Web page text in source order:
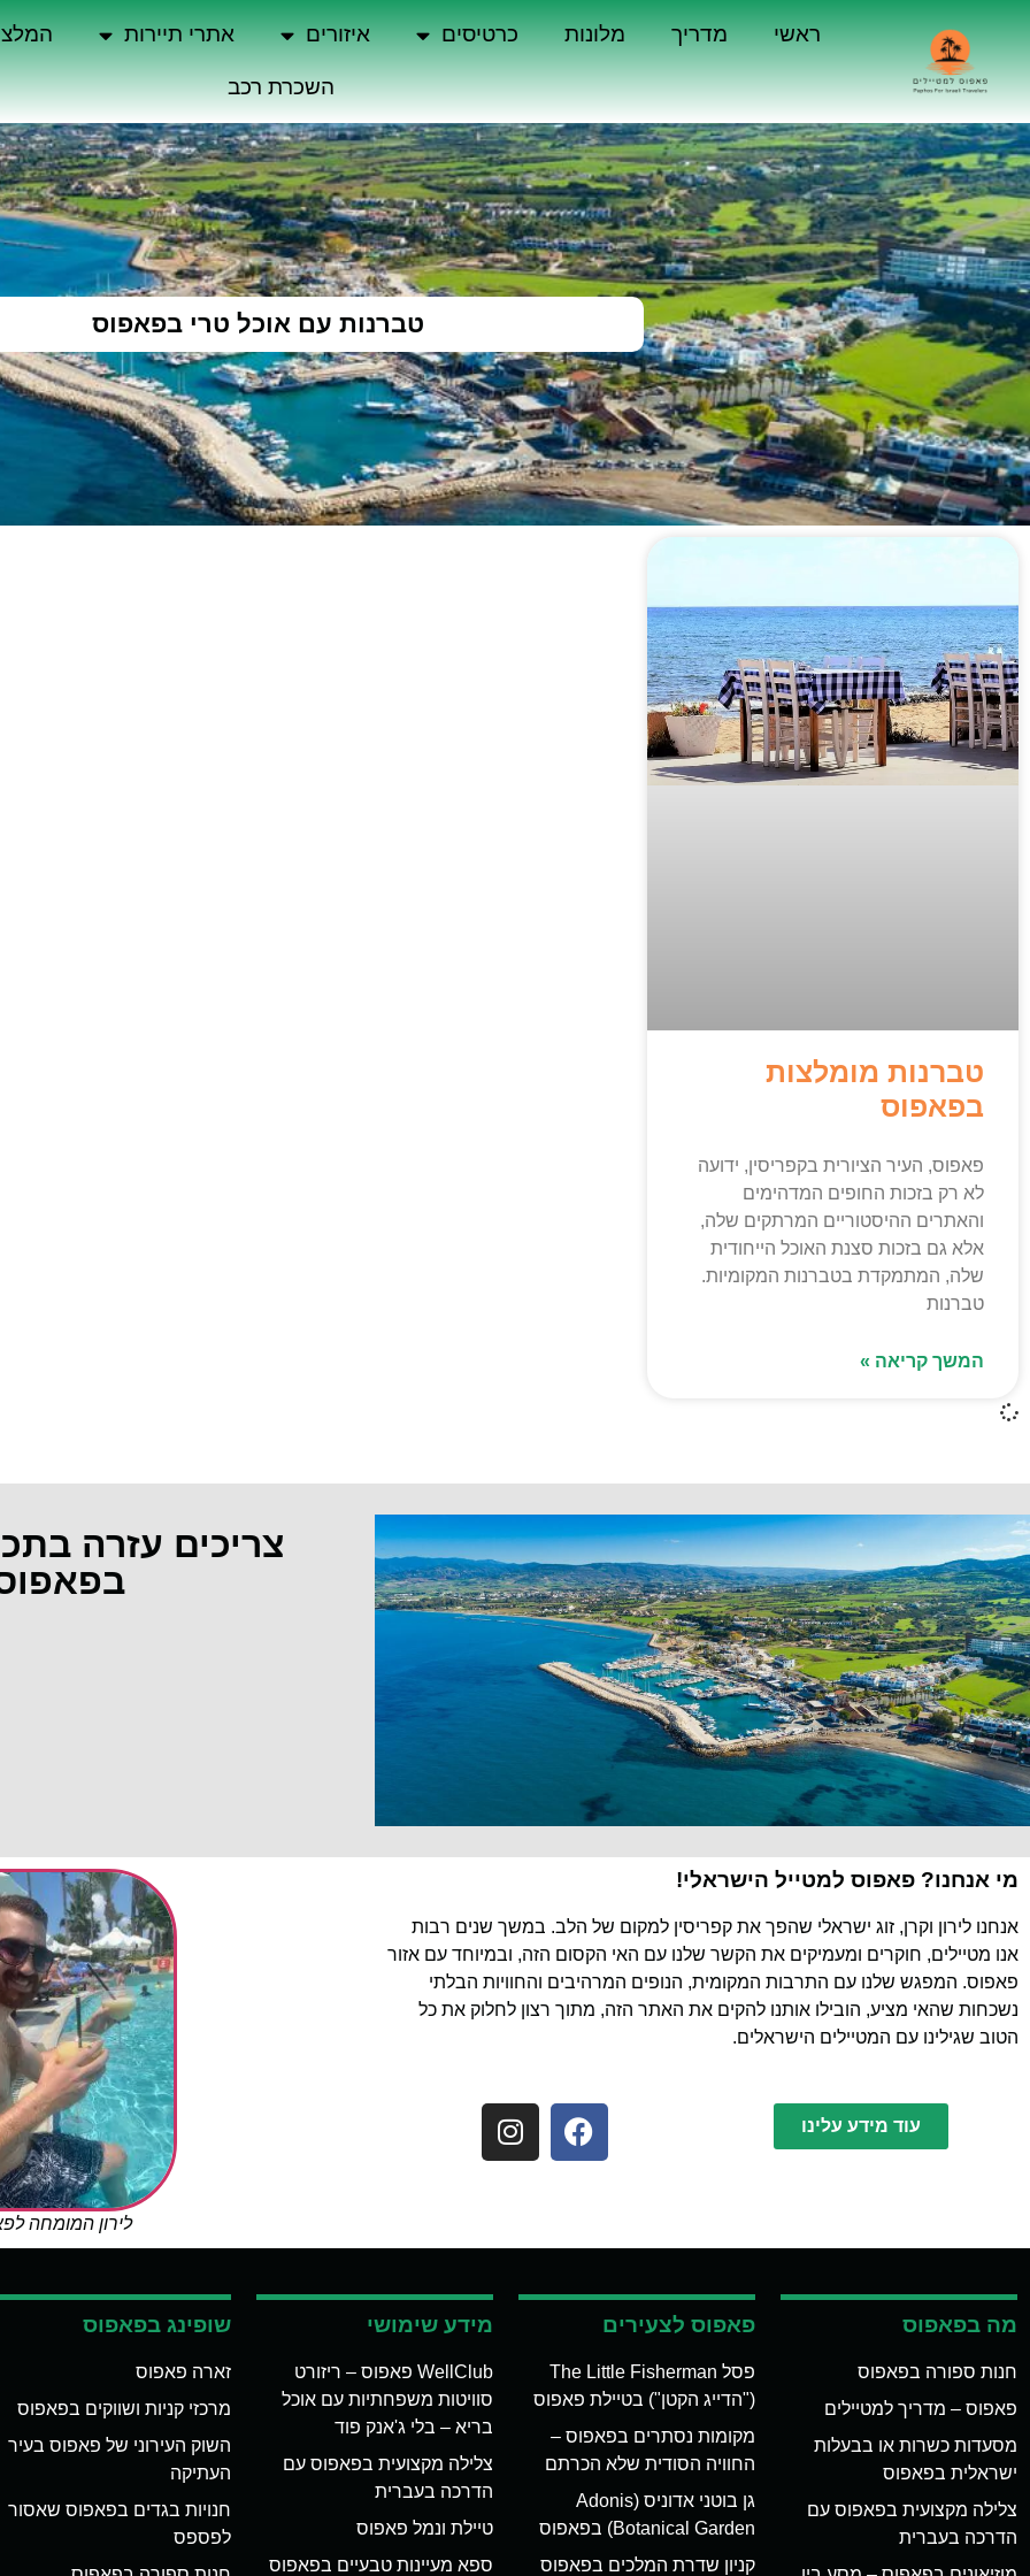
ראשי מדריך מלונות כרטיסים איזורים אתרי תיירות
השכרת רכב
טברנות עם אוכל טרי בפאפוס
טברנות מומלצות
בפאפוס
פאפוס, העיר הציורית בקפריסין, ידועה
לא רק בזכות החופים המדהימים
והאתרים ההיסטוריים המרתקים שלה,
אלא גם בזכות סצנת האוכל הייחודית
שלה, המתמקדת בטברנות המקומיות.
טברנות
המשך קריאה »
צריכים עזרה
מי אנחנו? פאפוס למטייל הישראלי!
אנחנו לירון וקרן, זוג ישראלי שהפך את קפריסין למקום של הלב. במשך שנים רבות
אנו מטיילים, חוקרים ומעמיקים את הקשר שלנו עם האי הקסום הזה, ובמיוחד עם אזור
פאפוס. המפגש שלנו עם התרבות המקומית, הנופים המרהיבים והחוויות הבלתי
נשכחות שהאי מציע, הובילו אותנו להקים את האתר הזה, מתוך רצון לחלוק את כל
הטוב שגילינו עם המטיילים הישראלים.
עוד מידע עלינו
לירון המומחה
מה בפאפוס
חנות ספורה בפאפוס
פאפוס – מדריך למטיילים
מסעדות כשרות או בבעלות
ישראלית בפאפוס
צלילה מקצועית בפאפוס עם
הדרכה בעברית
פאפוס לצעירים
פסל The Little Fisherman
("הדייג הקטן") בטיילת פאפוס
מקומות נסתרים בפאפוס –
החוויה הסודית שלא הכרתם
גן בוטני אדוניס (Adonis
Botanical Garden) בפאפוס
קניון שדרת המלכים בפאפוס
מידע שימושי
WellClub פאפוס – ריזורט
סוויטות משפחתיות עם אוכל
בריא – בלי ג'אנק פוד
צלילה מקצועית בפאפוס עם
הדרכה בעברית
טיילת ונמל פאפוס
ספא מעיינות טבעיים בפאפוס
שופינג בפאפוס
זארה פאפוס
מרכזי קניות ושווקים בפאפוס
השוק העירוני של פאפוס בעיר
העתיקה
חנויות בגדים בפאפוס שאסור
לפספס